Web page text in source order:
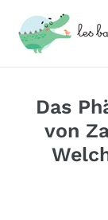
Inhalt
Das
von